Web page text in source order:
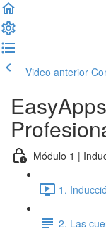
Video anterior
Módulo 1 |
1.
2. Las